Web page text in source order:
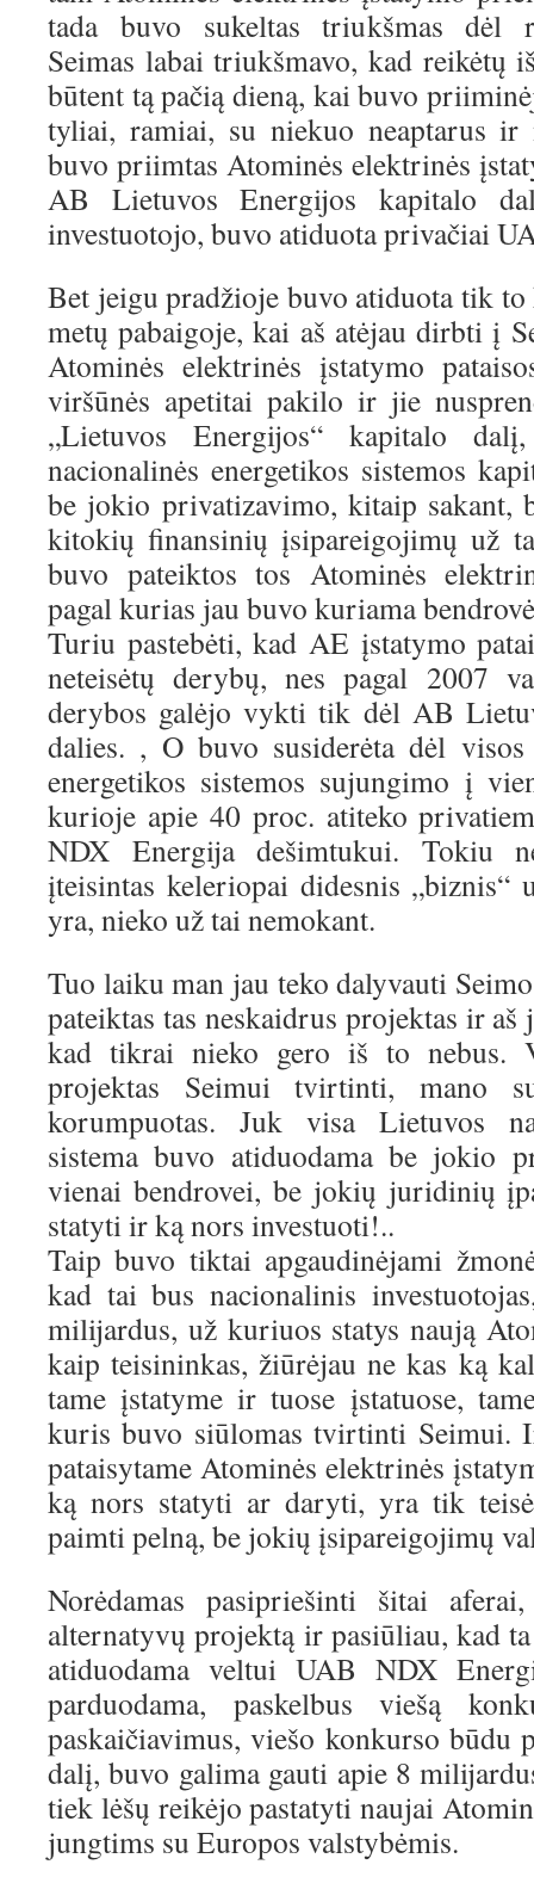
tada buvo sukeltas triukšmas dėl
Seimas labai triukšmavo, kad reikėtų
būtent tą pačią dieną, kai buvo
tyliai, ramiai, su niekuo neaptarus ir
buvo priimtas Atominės elektrinės
AB Lietuvos Energijos kapitalo
investuotojo, buvo atiduota privačiai
Bet jeigu pradžioje buvo atiduota tik
metų pabaigoje, kai aš atėjau dirbti į
Atominės elektrinės įstatymo
viršūnės apetitai pakilo ir jie
„Lietuvos Energijos“ kapitalo
nacionalinės energetikos sistemos
be jokio privatizavimo, kitaip sakant,
kitokių finansinių įsipareigojimų už
buvo pateiktos tos Atominės
pagal kurias jau buvo kuriama
Turiu pastebėti, kad AE įstatymo
neteisėtų derybų, nes pagal 2007
derybos galėjo vykti tik dėl AB
dalies. , O buvo susiderėta dėl
energetikos sistemos sujungimo į
kurioje apie 40 proc. atiteko
NDX Energija dešimtukui. Tokiu
įteisintas keleriopai didesnis „biznis“
yra, nieko už tai nemokant.
Tuo laiku man jau teko dalyvauti
pateiktas tas neskaidrus projektas ir aš
kad tikrai nieko gero iš to nebus.
projektas Seimui tvirtinti, mano
korumpuotas. Juk visa Lietuvos
sistema buvo atiduodama be jokio
vienai bendrovei, be jokių juridinių
statyti ir ką nors investuoti!..
Taip buvo tiktai apgaudinėjami
kad tai bus nacionalinis
milijardus, už kuriuos statys naują
kaip teisininkas, žiūrėjau ne kas ką
tame įstatyme ir tuose įstatuose,
kuris buvo siūlomas tvirtinti Seimui.
pataisytame Atominės elektrinės
ką nors statyti ar daryti, yra tik
paimti pelną, be jokių įsipareigojimų
Norėdamas pasipriešinti šitai
alternatyvų projektą ir pasiūliau, kad
atiduodama veltui UAB NDX
parduodama, paskelbus viešą
paskaičiavimus, viešo konkurso būdu
dalį, buvo galima gauti apie 8
tiek lėšų reikėjo pastatyti naujai
jungtims su Europos valstybėmis.